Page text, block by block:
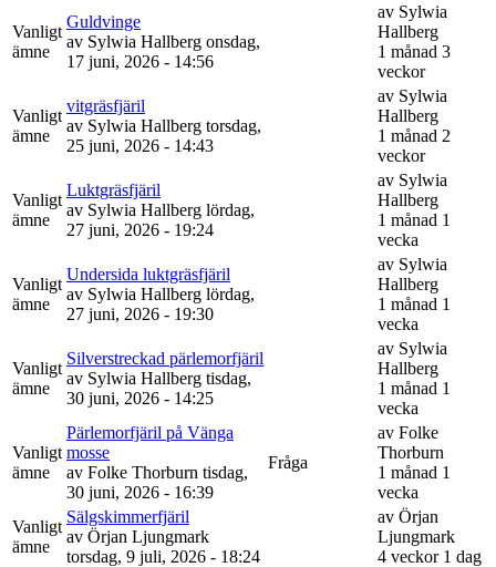
Vanligt
ämne
Guldvinge
av Sylwia Hallberg onsdag,
17 juni, 2026 - 14:56
av Sylwia
Hallberg
1 månad 3
veckor
Vanligt
ämne
vitgräsfjäril
av Sylwia Hallberg torsdag,
25 juni, 2026 - 14:43
av Sylwia
Hallberg
1 månad 2
veckor
Vanligt
ämne
Luktgräsfjäril
av Sylwia Hallberg lördag,
27 juni, 2026 - 19:24
av Sylwia
Hallberg
1 månad 1
vecka
Vanligt
ämne
Undersida luktgräsfjäril
av Sylwia Hallberg lördag,
27 juni, 2026 - 19:30
av Sylwia
Hallberg
1 månad 1
vecka
Vanligt
ämne
Silverstreckad pärlemorfjäril
av Sylwia Hallberg tisdag,
30 juni, 2026 - 14:25
av Sylwia
Hallberg
1 månad 1
vecka
Vanligt
ämne
Pärlemorfjäril på Vänga
mosse
av Folke Thorburn tisdag,
30 juni, 2026 - 16:39
Fråga
av Folke
Thorburn
1 månad 1
vecka
Vanligt
ämne
Sälgskimmerfjäril
av Örjan Ljungmark
torsdag, 9 juli, 2026 - 18:24
av Örjan
Ljungmark
4 veckor 1 dag